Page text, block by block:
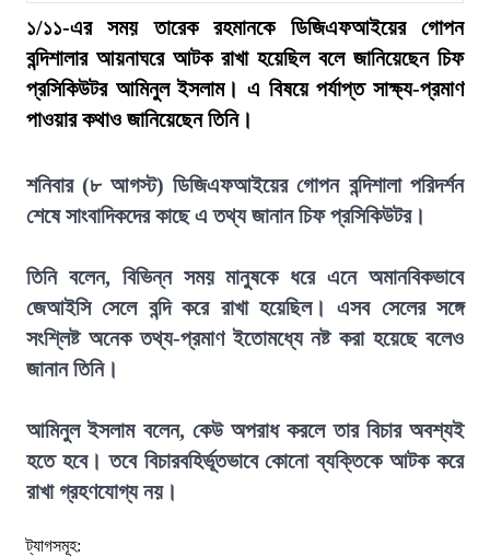
১/১১-এর সময় তারেক রহমানকে ডিজিএফআইয়ের গোপন
বন্দিশালার আয়নাঘরে আটক রাখা হয়েছিল বলে জানিয়েছেন চিফ
প্রসিকিউটর আমিনুল ইসলাম। এ বিষয়ে পর্যাপ্ত সাক্ষ্য-প্রমাণ
পাওয়ার কথাও জানিয়েছেন তিনি।
শনিবার (৮ আগস্ট) ডিজিএফআইয়ের গোপন বন্দিশালা পরিদর্শন
শেষে সাংবাদিকদের কাছে এ তথ্য জানান চিফ প্রসিকিউটর।
তিনি বলেন, বিভিন্ন সময় মানুষকে ধরে এনে অমানবিকভাবে
জেআইসি সেলে বন্দি করে রাখা হয়েছিল। এসব সেলের সঙ্গে
সংশ্লিষ্ট অনেক তথ্য-প্রমাণ ইতোমধ্যে নষ্ট করা হয়েছে বলেও
জানান তিনি।
আমিনুল ইসলাম বলেন, কেউ অপরাধ করলে তার বিচার অবশ্যই
হতে হবে। তবে বিচারবহির্ভূতভাবে কোনো ব্যক্তিকে আটক করে
রাখা গ্রহণযোগ্য নয়।
ট্যাগসমূহ: